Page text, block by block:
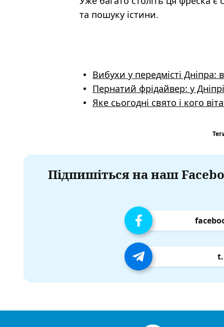
та пошуку істини.
Вибухи у передмісті Дніпра:
Пернатий фрідайвер: у
Яке сьогодні свято і кого
Підпишіться на наш